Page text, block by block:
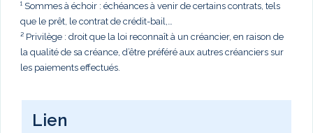
¹ Sommes à échoir : échéances à venir de certains contrats, tels
que le prêt, le contrat de crédit-bail,…
² Privilège : droit que la loi reconnaît à un créancier, en raison de
la qualité de sa créance, d’être préféré aux autres créanciers sur
les paiements effectués.
Lien